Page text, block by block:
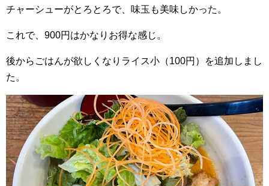
チャーシューがとろとろで、味玉も美味しかった。
これで、900円はかなりお得な感じ。
後からごはんが欲しくなりライス小（100円）を追加しまし
た。